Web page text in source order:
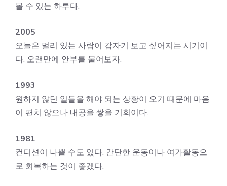
볼 수 있는 하루다.
2005
오늘은 멀리 있는 사람이 갑자기 보고 싶어지는 시기이
다. 오랜만에 안부를 물어보자.
1993
원하지 않던 일들을 해야 되는 상황이 오기 때문에 마음
이 편치 않으나 내공을 쌓을 기회이다.
1981
컨디션이 나쁠 수도 있다. 간단한 운동이나 여가활동으
로 회복하는 것이 좋겠다.